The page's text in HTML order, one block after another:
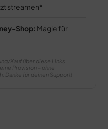
streamen
Shop: Magie für
Kauf über diese Links
Provision – ohne
Danke für deinen Support!